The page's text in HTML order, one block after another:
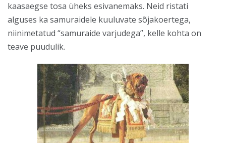
kaasaegse tosa üheks esivanemaks. Neid ristati
alguses ka samuraidele kuuluvate sõjakoertega,
niinimetatud “samuraide varjudega”, kelle kohta on
teave puudulik.